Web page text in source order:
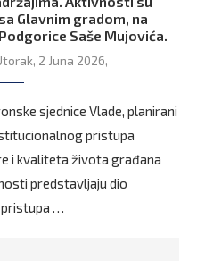
Glavnim gradom, na
Saše Mujovića.
2 Juna 2026,
sjednice Vlade, planirani
pristupa
i kvaliteta života građana
predstavljaju dio
…